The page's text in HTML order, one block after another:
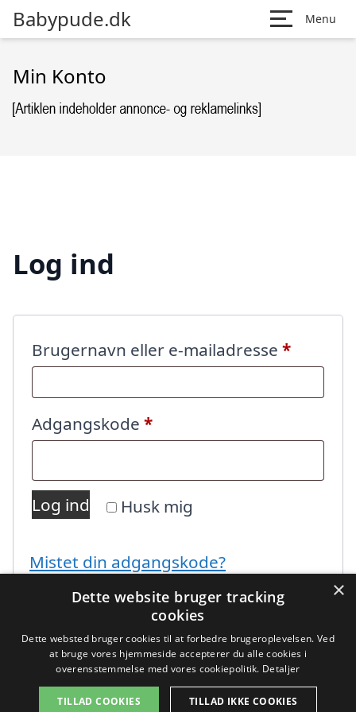
Babypude.dk Menu
Min Konto
Log ind
Brugernavn eller e-mailadresse *
Adgangskode *Påkrævet
Husk mig
Log ind
Mistet din adgangskode?
Copyright 2026 - Pilanto Aps
×
Dette website bruger tracking
cookies
Dette websted bruger cookies til at forbedre brugeroplevelsen. Ved
at bruge vores hjemmeside accepterer du alle cookies i
overensstemmelse med vores cookiepolitik. Detaljer
TILLAD COOKIES TILLAD IKKE COOKIES